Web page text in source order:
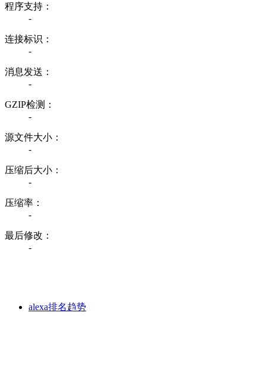
程序支持：
-
连接标识：
-
消息发送：
-
GZIP检测：
-
源文件大小：
-
压缩后大小：
-
压缩率：
-
最后修改：
-
alexa排名趋势